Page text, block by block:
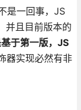
是一回事，JS
并且目前版本的
于第一版，JS
器实现必然有非